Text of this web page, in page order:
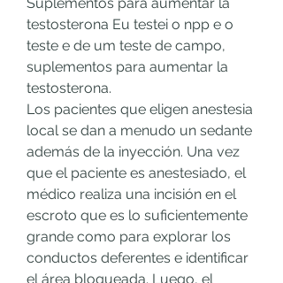
testosterona Eu testei o npp e o
teste e de um teste de campo,
suplementos para aumentar la
testosterona.
Los pacientes que eligen anestesia
local se dan a menudo un sedante
además de la inyección. Una vez
que el paciente es anestesiado, el
médico realiza una incisión en el
escroto que es lo suficientemente
grande como para explorar los
conductos deferentes e identificar
el área bloqueada. Luego, el